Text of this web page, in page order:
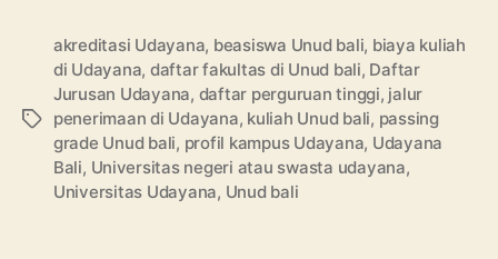
Tags
akreditasi Udayana, beasiswa Unud bali, biaya kuliah
di Udayana, daftar fakultas di Unud bali, Daftar
Jurusan Udayana, daftar perguruan tinggi, jalur
penerimaan di Udayana, kuliah Unud bali, passing
grade Unud bali, profil kampus Udayana, Udayana
Bali, Universitas negeri atau swasta udayana,
Universitas Udayana, Unud bali